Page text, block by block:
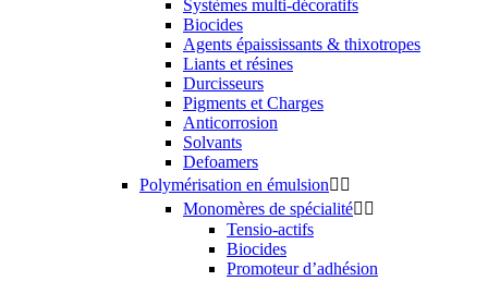
Systèmes multi-décoratifs
Biocides
Agents épaississants & thixotropes
Liants et résines
Durcisseurs
Pigments et Charges
Anticorrosion
Solvants
Defoamers
Polymérisation en émulsion 
Monomères de spécialité 
Tensio-actifs
Biocides
Promoteur d’adhésion